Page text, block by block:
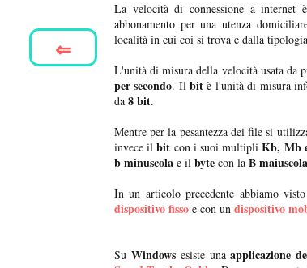
La velocità di connessione a internet
abbonamento per una utenza
località in cui coi si trova e dalla
L'unità di misura della velocità usata da
per secondo. Ilbit è l'unità di misura
da 8 bit.
Mentre per la pesantezza dei file si
invece ilbit con i suoi multipliKb, Mb
b minuscola e il byte con la B maiuscola
In un articolo precedente abbiamo
dispositivo fisso e con un dispositivo
Su Windows esiste unaapplicazione
⇐